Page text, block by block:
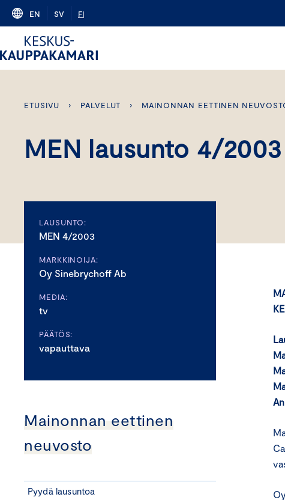
Skip
content
EN SV FI
ETUSIVU › PALVELUT › MAINONNAN EETTINEN
MEN lausunto 4/2003
LAUSUNTO:
MEN 4/2003
MARKKINOIJA:
Oy Sinebrychoff Ab
MEDIA:
tv
PÄÄTÖS:
vapauttava
Mainonnan eettinen
neuvosto
Pyydä lausuntoa